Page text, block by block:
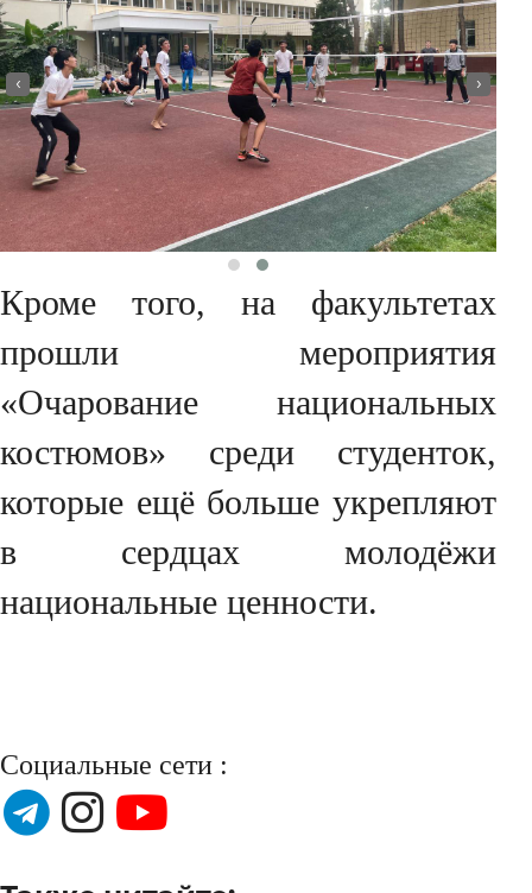
‹ ›
Кроме того, на факультетах
прошли мероприятия
«Очарование национальных
костюмов» среди студенток,
которые ещё больше укрепляют
в сердцах молодёжи
национальные ценности.
Социальные сети :